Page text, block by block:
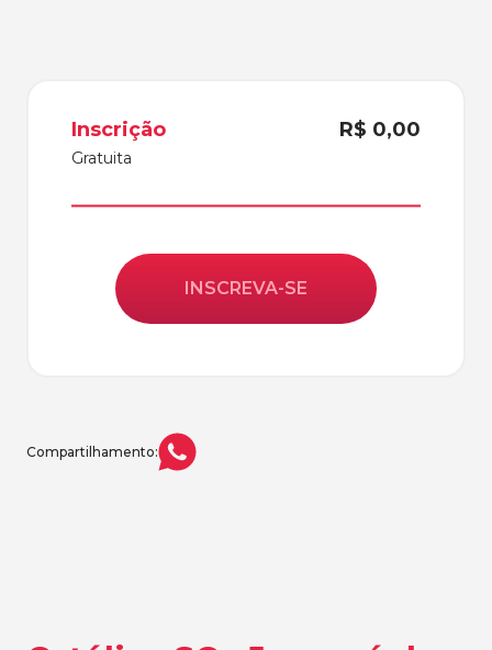
Inscrição
Gratuita
R$ 0,00
INSCREVA-SE
Compartilhamento: